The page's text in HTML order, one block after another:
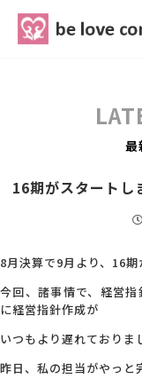
MG研修
スタッフ紹介
最新ブログ
最
16期がスタートし
8月決算で9月より、16期
今回、諸事情で、経営
に経営指針作成が
いつもより遅れておりま
昨日、私の担当がやっと